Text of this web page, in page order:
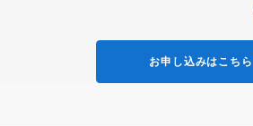
お申し込みはこちら